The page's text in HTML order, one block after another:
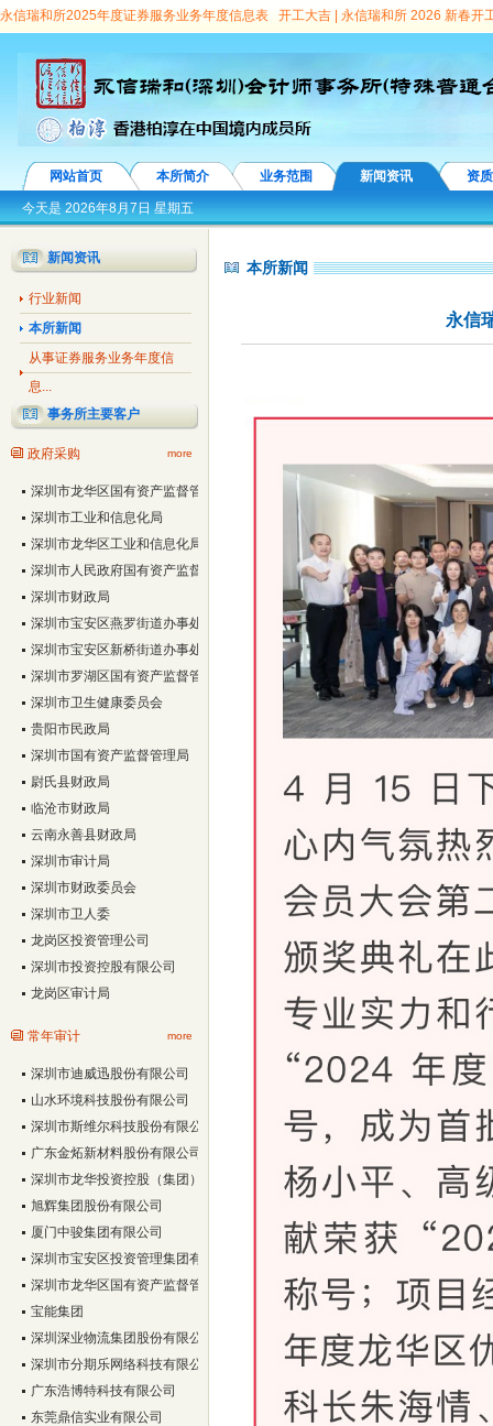
永信瑞和所2025年度证券服务业务年度信息表 开工大吉 | 永信瑞和所 2026 新春开
向选择见面会”圆满举办 龙华区委常委、副区长王殿甲会见永信瑞和所首席合伙人
信瑞和所党支部第7次荣获“先进基层党组织”称号
暨“七一”表彰、行业诚信建设汇报演出隆重举行
丨永信国际所成员踊跃捐款支援疫情防控 校所联合 | 华立学院与永信国际所合作洽
价百强 参观党群服务中心 增强自身党性意识 我所经招标接受大鹏新区南澳街道办
建设公司、深圳音乐厅、深圳大剧院、深圳市粤剧团、深投教育公司有限公司、投
科植物保护研究中心原法定代表人刘仲健任期经济责任专项审计
所中标广东省丝绸纺织集团有限公司及下属公司审计
市宝安区石岩街道办事处委托，并对其辖社区25家股份合作公司董事长任期经济责
服务类预选承包商。 我所中标深圳市政府采购会计中介服务类项目预选供应商
区财政局审计项目协审单位 我所中标深圳市宝安区沙井街道办事处所辖社区10个
事处所下属深圳市蛇口后海实业股份有限公司、大冲实业股份有限公司清产核资审计
司等9家股份合作清产核资审计
网站首页 本所简介 业务范围 新闻资讯 资
今天是2026年8月7日 星期五
新闻资讯
行业新闻
本所新闻
从事证券服务业务年度信
息...
事务所主要客户
政府采购 more
深圳市龙华区国有资产监督管理局
深圳市工业和信息化局
深圳市龙华区工业和信息化局
深圳市人民政府国有资产监督管理委员会
深圳市财政局
深圳市宝安区燕罗街道办事处
深圳市宝安区新桥街道办事处
深圳市罗湖区国有资产监督管理局
深圳市卫生健康委员会
贵阳市民政局
深圳市国有资产监督管理局
尉氏县财政局
临沧市财政局
云南永善县财政局
深圳市审计局
深圳市财政委员会
深圳市卫人委
龙岗区投资管理公司
深圳市投资控股有限公司
龙岗区审计局
常年审计 more
深圳市迪威迅股份有限公司
山水环境科技股份有限公司
深圳市斯维尔科技股份有限公司
广东金炻新材料股份有限公司
深圳市龙华投资控股（集团）有限公司
旭辉集团股份有限公司
厦门中骏集团有限公司
深圳市宝安区投资管理集团有限公司
深圳市龙华区国有资产监督管理局
宝能集团
深圳深业物流集团股份有限公司
深圳市分期乐网络科技有限公司
广东浩博特科技有限公司
东莞鼎信实业有限公司
本所新闻
永信